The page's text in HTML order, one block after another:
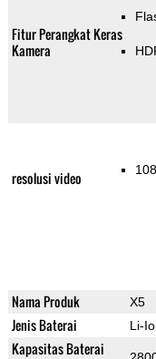
Fitur Perangkat Keras
Kamera
resolusi video
Nama Produk X5
Jenis Baterai Li-
Kapasitas Baterai